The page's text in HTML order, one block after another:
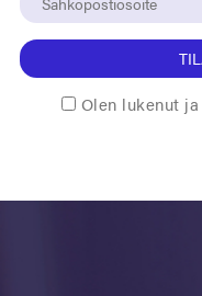
Olen lukenut